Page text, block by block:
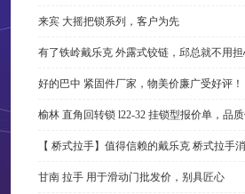
来宾 大摇把锁系列，客户为先
有了铁岭戴乐克 外露式铰链，邱总就不用
好的巴中 紧固件厂家，物美价廉广受好评！
榆林 直角回转锁 l22-32 挂锁型报价单，品
【 桥式拉手】值得信赖的戴乐克 桥式拉手
甘南 拉手 用于滑动门批发价，别具匠心